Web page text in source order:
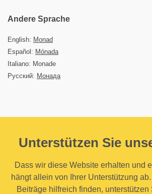
Andere Sprache
English: Monad
Español: Mónada
Italiano: Monade
Русский: Монада
Unterstützen Sie
Dass wir diese Website erhalten und
hängt allein von Ihrer Unterstützung
Beiträge hilfreich finden, unterstützen